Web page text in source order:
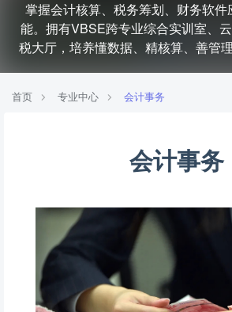
掌握会计核算、税务筹划、财务软
能。拥有VBSE跨专业综合实训室、
税大厅，培养懂数据、精核算、善管
首页 专业中心 会计事务
会计事务